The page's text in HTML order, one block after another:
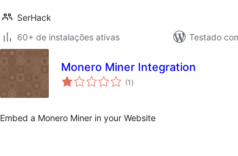
SerHack
60+ de instalações ativas
Testado
Monero Miner Integration
(1 total
de
)
Embed a Monero Miner in your Website